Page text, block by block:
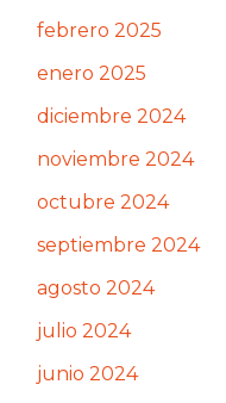
febrero 2025
enero 2025
diciembre 2024
noviembre 2024
octubre 2024
septiembre 2024
agosto 2024
julio 2024
junio 2024